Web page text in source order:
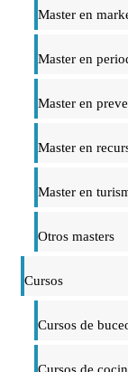
Master en
Master en
Master en
Master en
Master en
Otros masters
Cursos
Cursos de